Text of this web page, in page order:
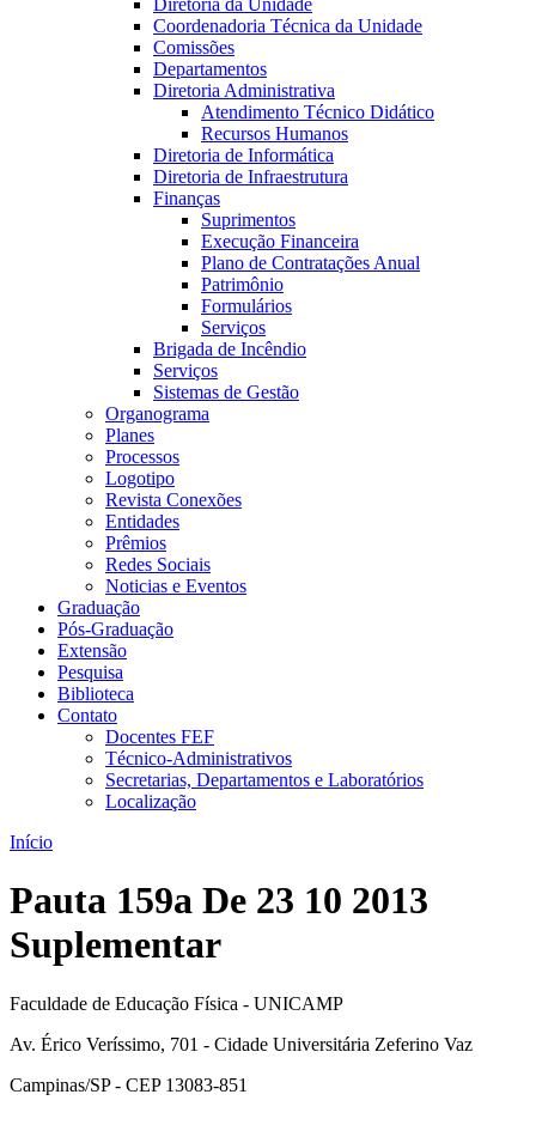
Diretoria da Unidade
Coordenadoria Técnica da Unidade
Comissões
Departamentos
Diretoria Administrativa
Atendimento Técnico Didático
Recursos Humanos
Diretoria de Informática
Diretoria de Infraestrutura
Finanças
Suprimentos
Execução Financeira
Plano de Contratações Anual
Patrimônio
Formulários
Serviços
Brigada de Incêndio
Serviços
Sistemas de Gestão
Organograma
Planes
Processos
Logotipo
Revista Conexões
Entidades
Prêmios
Redes Sociais
Noticias e Eventos
Graduação
Pós-Graduação
Extensão
Pesquisa
Biblioteca
Contato
Docentes FEF
Técnico-Administrativos
Secretarias, Departamentos e Laboratórios
Localização
Início
Pauta 159a De 23 10 2013
Suplementar
Faculdade de Educação Física - UNICAMP
Av. Érico Veríssimo, 701 - Cidade Universitária Zeferino Vaz
Campinas/SP - CEP 13083-851